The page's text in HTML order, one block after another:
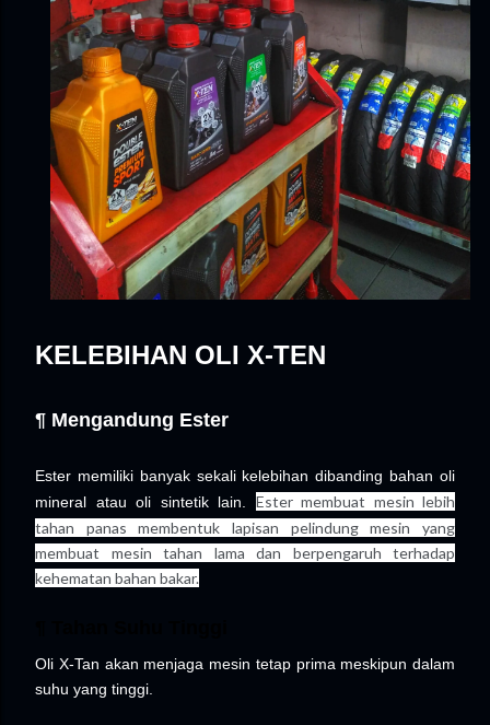
KELEBIHAN OLI X-TEN
¶ Mengandung Ester
Ester memiliki banyak sekali kelebihan dibanding bahan oli
mineral atau oli sintetik lain. Estermembuat mesin lebih
tahan panas membentuk lapisan pelindung mesin yang
membuat mesin tahan lama dan berpengaruh terhadap
kehematan bahan bakar.
Oli X-Tan akan menjaga mesin tetap prima meskipun dalam
suhu yang tinggi.